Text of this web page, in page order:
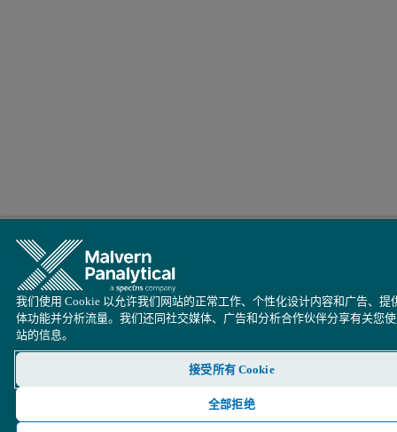
我们使用 Cookie 以允许我们网站的正常工作、个性化设计内容和广告、提
体功能并分析流量。我们还同社交媒体、广告和分析合作伙伴分享有关您
站的信息。
接受所有 Cookie
全部拒绝